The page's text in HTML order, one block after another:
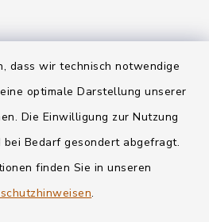
dass wir technisch notwendige
optimale Darstellung unserer
Die Einwilligung zur Nutzung
Bedarf gesondert abgefragt.
finden Sie in unseren
.
Kontakt